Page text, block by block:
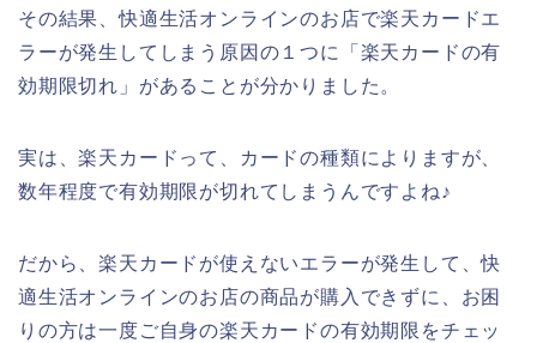
その結果、快適生活オンラインのお店で楽天カードエ
ラーが発生してしまう原因の１つに「楽天カードの有
効期限切れ」があることが分かりました。
実は、楽天カードって、カードの種類によりますが、
数年程度で有効期限が切れてしまうんですよね♪
だから、楽天カードが使えないエラーが発生して、快
適生活オンラインのお店の商品が購入できずに、お困
りの方は一度ご自身の楽天カードの有効期限をチェッ